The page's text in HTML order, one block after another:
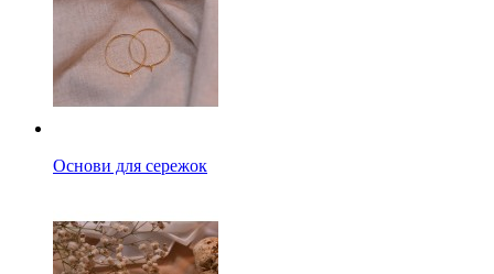
Основи для сережок